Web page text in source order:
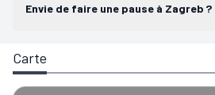
Envie de faire une pause à Zagreb ?
Carte